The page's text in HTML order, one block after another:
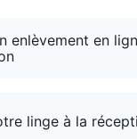
enlèvement en
linge à la